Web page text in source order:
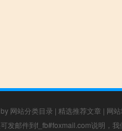
网站分类目录 | 精选推荐文章 | 网
发邮件到f_fb#foxmail.com说明，